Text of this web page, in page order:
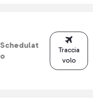
Schedulat
o
Traccia
volo